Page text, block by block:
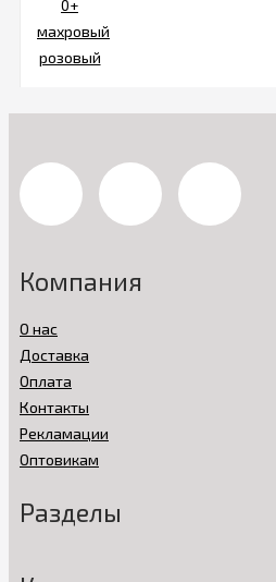
Компания
О нас
Доставка
Оплата
Контакты
Рекламации
Оптовикам
Разделы